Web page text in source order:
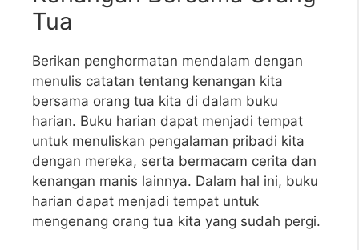
Tua
Berikan penghormatan mendalam dengan
menulis catatan tentang kenangan kita
bersama orang tua kita di dalam buku
harian. Buku harian dapat menjadi tempat
untuk menuliskan pengalaman pribadi kita
dengan mereka, serta bermacam cerita dan
kenangan manis lainnya. Dalam hal ini, buku
harian dapat menjadi tempat untuk
mengenang orang tua kita yang sudah pergi.